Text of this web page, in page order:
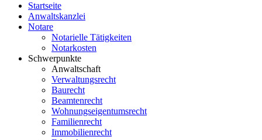
Startseite
Anwaltskanzlei
Notare
Notarielle Tätigkeiten
Notarkosten
Schwerpunkte
Anwaltschaft
Verwaltungsrecht
Baurecht
Beamtenrecht
Wohnungseigentumsrecht
Familienrecht
Immobilienrecht